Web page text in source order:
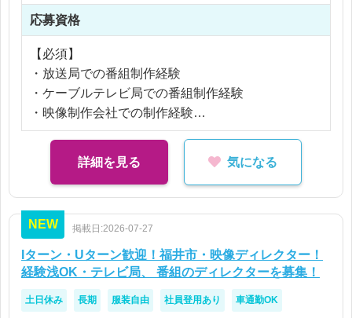
・番組全体の進行管理
・企画から納品まで一貫対応
あなたが制作した番組は地域住民の情報源となり、
地域活性化や行政広報にも貢献します。
地域密着メディアだからこそ、自分の取材した内容
が地域の人々に直接届く実感があります。
また、一部工程だけではなく企画から放送まで担当
積めます。
※残業代全額支給
※残業10時間以内
応募資格
【必須】
・放送局での番組制作経験
・ケーブルテレビ局での番組制作経験
・映像制作会社での制作経験
・普通自動車免許（AT限定可）
・映像ディレクション経験
・番組プロデュース経験
・行政案件経験
・チームマネジメント経験
・AfterEffects使用経験
・ニュース制作経験
詳細を見る 気になる
NEW 掲載日:2026-07-27
Iターン・Uターン歓迎！福井市・映像ディレクター！
経験浅OK・テレビ局、 番組のディレクターを募集！
土日休み 長期 服装自由 社員登用あり 車通勤OK